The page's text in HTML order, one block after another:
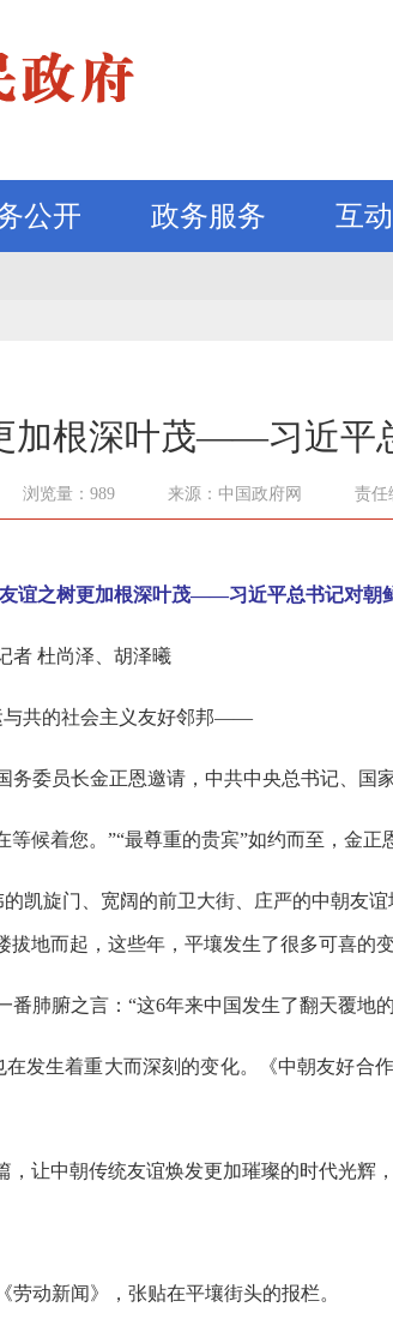
公开 政务服务 互
加根深叶茂——习近平
浏览量：989 来源：中国政府网 责任
谊之树更加根深叶茂——习近平总书记对朝
者 杜尚泽、胡泽曦
与共的社会主义友好邻邦——
务委员长金正恩邀请，中共中央总书记、国
候着您。”“最尊重的贵宾”如约而至，金正
凯旋门、宽阔的前卫大街、庄严的中朝
拔地而起，这些年，平壤发生了很多可喜的
番肺腑之言：“这6年来中国发生了翻天覆地
发生着重大而深刻的变化。《中朝友好合
，让中朝传统友谊焕发更加璀璨的时代光辉
动新闻》，张贴在平壤街头的报栏。